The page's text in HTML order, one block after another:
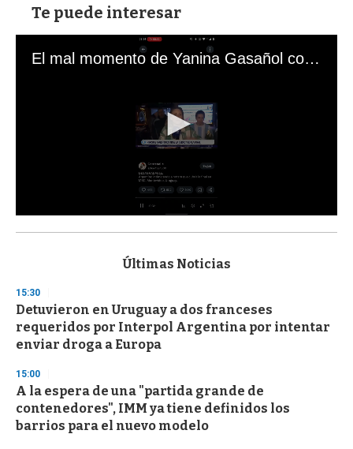
Te puede interesar
El mal momento de Yanina Gasañol con un hincha argentino en "Subrayado"
s
d
s
o
f
3
s
e
c
o
n
Últimas Noticias
15:30
Detuvieron en Uruguay a dos franceses
requeridos por Interpol Argentina por intentar
enviar droga a Europa
15:00
A la espera de una "partida grande de
contenedores", IMM ya tiene definidos los
barrios para el nuevo modelo